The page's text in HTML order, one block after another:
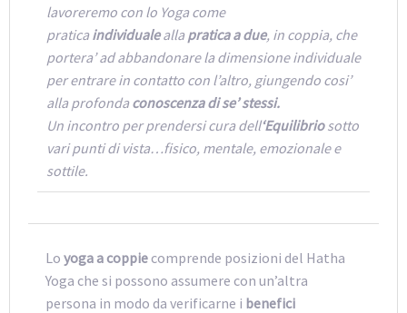
lavoreremo con lo Yoga come
pratica individualealla pratica a due, in coppia, che
portera’ ad abbandonare la dimensione individuale
per entrare in contatto con l’altro, giungendo cosi’
alla profonda conoscenza di se’ stessi.
Un incontro per prendersi cura dell‘Equilibriosotto
vari punti di vista…fisico, mentale, emozionale e
sottile.
Loyoga a coppie comprende posizioni del Hatha
Yoga che si possono assumere con un’altra
persona in modo da verificarne i benefici